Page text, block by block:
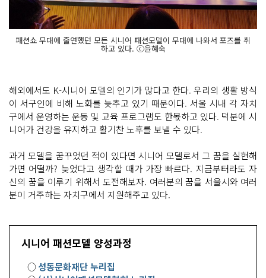
패션쇼 무대에 출연했던 모든 시니어 패션모델이 무대에 나와서 포즈를 취
하고 있다. ⓒ윤혜숙
해외에서도 K-시니어 모델의 인기가 많다고 한다. 우리의 생활 방식
이 서구인에 비해 노화를 늦추고 있기 때문이다. 서울 시내 각 자치
구에서 운영하는 운동 및 교육 프로그램도 한몫하고 있다. 덕분에 시
니어가 건강을 유지하고 활기찬 노후를 보낼 수 있다.
과거 모델을 꿈꾸었던 적이 있다면 시니어 모델로서 그 꿈을 실현해
가면 어떨까? 늦었다고 생각할 때가 가장 빠르다. 지금부터라도 자
신의 꿈을 이루기 위해서 도전해보자. 여러분의 꿈을 서울시와 여러
분이 거주하는 자치구에서 지원해주고 있다.
시니어 패션모델 양성과정
○성동문화재단 누리집